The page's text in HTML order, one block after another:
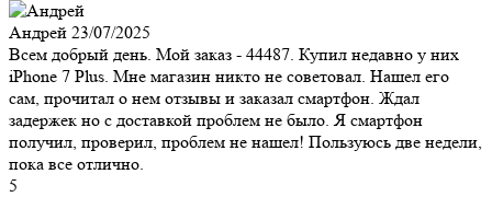
Андрей 23/07/2025
Всем добрый день. Мой заказ - 44487. Купил недавно у них
iPhone 7 Plus. Мне магазин никто не советовал. Нашел его
сам, прочитал о нем отзывы и заказал смартфон. Ждал
задержек но с доставкой проблем не было. Я смартфон
получил, проверил, проблем не нашел! Пользуюсь две недели,
пока все отлично.
5